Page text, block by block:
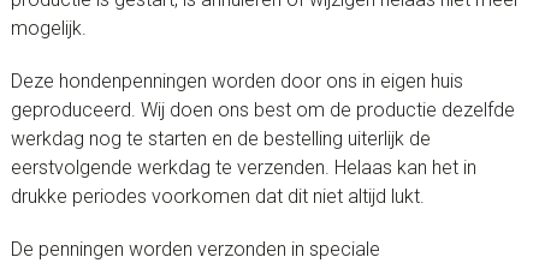
mogelijk.
Deze hondenpenningen worden door ons in eigen huis
geproduceerd. Wij doen ons best om de productie dezelfde
werkdag nog te starten en de bestelling uiterlijk de
eerstvolgende werkdag te verzenden. Helaas kan het in
drukke periodes voorkomen dat dit niet altijd lukt.
De penningen worden verzonden in speciale